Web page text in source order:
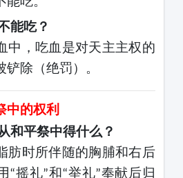
能吃？
中，吃血是对天主主权的
除（绝罚）。
中的权利
和平祭中得什么？
肪时所伴随的胸脯和右后
“摇礼”和“举礼”奉献后归